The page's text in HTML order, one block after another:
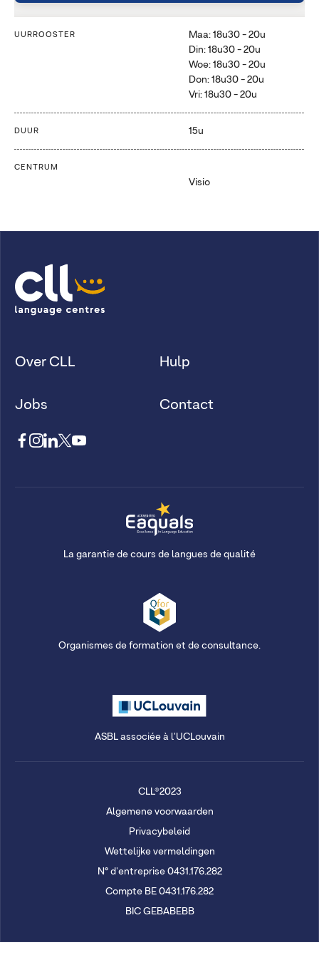
UURROOSTER
Maa: 18u30 - 20u
Din: 18u30 - 20u
Woe: 18u30 - 20u
Don: 18u30 - 20u
Vri: 18u30 - 20u
DUUR 15u
CENTRUM
Visio
Over CLL
Jobs
Hulp
Contact
La garantie de cours de langues de qualité
Organismes de formation et de consultance.
ASBL associée à l'UCLouvain
CLL®2023
Algemene voorwaarden
Privacybeleid
Wettelijke vermeldingen
N° d'entreprise 0431.176.282
Compte BE 0431.176.282
BIC GEBABEBB